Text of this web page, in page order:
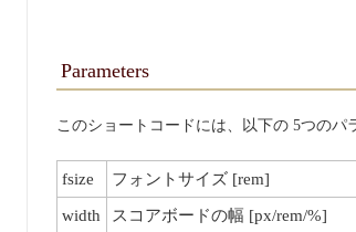
Parameters
このショートコードには、以下の 5つのパ
fsize フォントサイズ [rem]
width スコアボードの幅 [px/rem/%]